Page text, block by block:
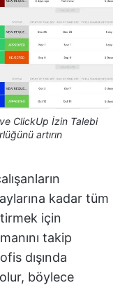
ClickUp İzin Talebi
artırın
kadar tüm
için
takip
dışında
böylece